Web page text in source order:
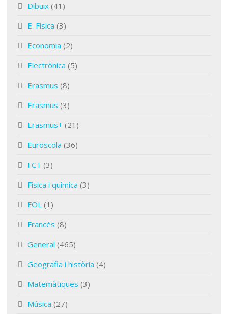
Dibuix (41)
E. Física (3)
Economia (2)
Electrònica (5)
Erasmus (8)
Erasmus (3)
Erasmus+ (21)
Euroscola (36)
FCT (3)
Física i química (3)
FOL (1)
Francés (8)
General (465)
Geografia i història (4)
Matemàtiques (3)
Música (27)